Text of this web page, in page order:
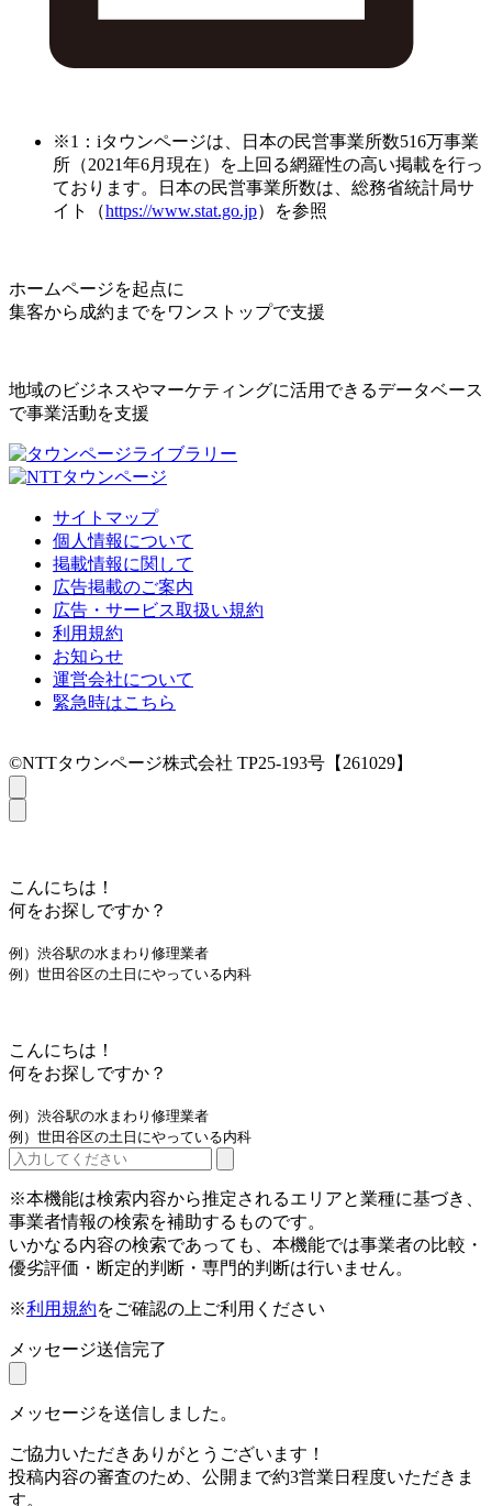
※1：iタウンページは、日本の民営事業所数516万事業
所（2021年6月現在）を上回る網羅性の高い掲載を行っ
ております。日本の民営事業所数は、総務省統計局サ
イト（https://www.stat.go.jp）を参照
ホームページを起点に
集客から成約までをワンストップで支援
地域のビジネスやマーケティングに活用できるデータベース
で事業活動を支援
サイトマップ
個人情報について
掲載情報に関して
広告掲載のご案内
広告・サービス取扱い規約
利用規約
お知らせ
運営会社について
緊急時はこちら
©NTTタウンページ株式会社 TP25-193号【261029】
こんにちは！
何をお探しですか？
例）渋谷駅の水まわり修理業者
例）世田谷区の土日にやっている内科
こんにちは！
何をお探しですか？
例）渋谷駅の水まわり修理業者
例）世田谷区の土日にやっている内科
※本機能は検索内容から推定されるエリアと業種に基づき、
事業者情報の検索を補助するものです。
いかなる内容の検索であっても、本機能では事業者の比較・
優劣評価・断定的判断・専門的判断は行いません。
※利用規約をご確認の上ご利用ください
メッセージ送信完了
メッセージを送信しました。
ご協力いただきありがとうございます！
投稿内容の審査のため、公開まで約3営業日程度いただきま
す。